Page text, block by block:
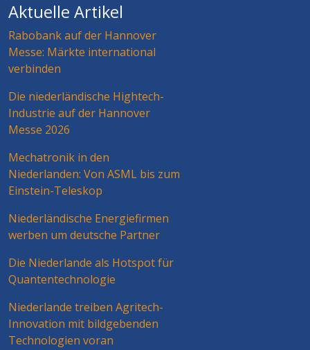
Aktuelle Artikel
Rabobank auf der Hannover
Messe: Märkte international
verbinden
Die niederländische Hightech-
Industrie auf der Hannover
Messe 2026
Mechatronik in den
Niederlanden: Von ASML bis zum
Einstein-Teleskop
Niederländische Energiefirmen
werben um deutsche Partner
Die Niederlande als Hotspot für
Quantentechnologie
Niederlande treiben Agritech-
Innovation mit bildgebenden
Technologien voran